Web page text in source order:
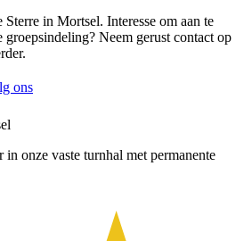
in Mortsel. Interesse om aan te
Neem gerust contact op
ons
onze vaste turnhal met permanente